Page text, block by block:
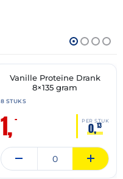
🔥 OP=OP
Vanille Proteïne Drank
8×135 gram
8 STUKS
1,– PER STUK
0,13